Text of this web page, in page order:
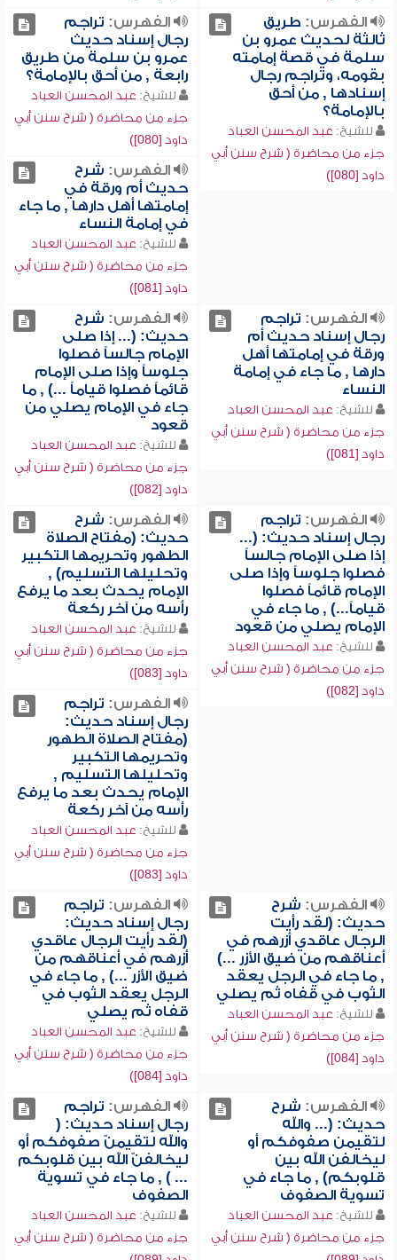
الفهرس: طريق
ثالثة لحديث عمرو بن
سلمة في قصة إمامته
بقومه، وتراجم رجال
إسنادها , من أحق
بالإمامة؟
للشيخ: عبد المحسن العباد
جزء من محاضرة ( شرح سنن أبي
داود [080])
الفهرس: تراجم
رجال إسناد حديث
عمرو بن سلمة من طريق
رابعة , من أحق بالإمامة؟
للشيخ: عبد المحسن العباد
جزء من محاضرة ( شرح سنن أبي
داود [080])
الفهرس: شرح
حديث أم ورقة في
إمامتها أهل دارها , ما جاء
في إمامة النساء
للشيخ: عبد المحسن العباد
جزء من محاضرة ( شرح سنن أبي
داود [081])
الفهرس: تراجم
رجال إسناد حديث أم
ورقة في إمامتها أهل
دارها , ما جاء في إمامة
النساء
للشيخ: عبد المحسن العباد
جزء من محاضرة ( شرح سنن أبي
داود [081])
الفهرس: شرح
حديث: (... إذا صلى
الإمام جالساً فصلوا
جلوساً وإذا صلى الإمام
قائماً فصلوا قياماً ...) , ما
جاء في الإمام يصلي من
قعود
للشيخ: عبد المحسن العباد
جزء من محاضرة ( شرح سنن أبي
داود [082])
الفهرس: تراجم
رجال إسناد حديث: (...
إذا صلى الإمام جالساً
فصلوا جلوساً وإذا صلى
الإمام قائماً فصلوا
قياماً...) , ما جاء في
الإمام يصلي من قعود
للشيخ: عبد المحسن العباد
جزء من محاضرة ( شرح سنن أبي
داود [082])
الفهرس: شرح
حديث: (مفتاح الصلاة
الطهور وتحريمها التكبير
وتحليلها التسليم) ,
الإمام يحدث بعد ما يرفع
رأسه من آخر ركعة
للشيخ: عبد المحسن العباد
جزء من محاضرة ( شرح سنن أبي
داود [083])
الفهرس: تراجم
رجال إسناد حديث:
(مفتاح الصلاة الطهور
وتحريمها التكبير
وتحليلها التسليم ,
الإمام يحدث بعد ما يرفع
رأسه من آخر ركعة
للشيخ: عبد المحسن العباد
جزء من محاضرة ( شرح سنن أبي
داود [083])
الفهرس: شرح
حديث: (لقد رأيت
الرجال عاقدي أزرهم في
أعناقهم من ضيق الأزر ...)
, ما جاء في الرجل يعقد
الثوب في قفاه ثم يصلي
للشيخ: عبد المحسن العباد
جزء من محاضرة ( شرح سنن أبي
داود [084])
الفهرس: تراجم
رجال إسناد حديث:
(لقد رأيت الرجال عاقدي
أزرهم في أعناقهم من
ضيق الأزر ...) , ما جاء في
الرجل يعقد الثوب في
قفاه ثم يصلي
للشيخ: عبد المحسن العباد
جزء من محاضرة ( شرح سنن أبي
داود [084])
الفهرس: شرح
حديث: (... والله
لتقيمن صفوفكم أو
ليخالفن الله بين
قلوبكم) , ما جاء في
تسوية الصفوف
للشيخ: عبد المحسن العباد
جزء من محاضرة ( شرح سنن أبي
الفهرس: تراجم
رجال إسناد حديث: (
والله لتقيمنّ صفوفكم أو
ليخالفنّ الله بين قلوبكم
... ) , ما جاء في تسوية
الصفوف
للشيخ: عبد المحسن العباد
جزء من محاضرة ( شرح سنن أبي